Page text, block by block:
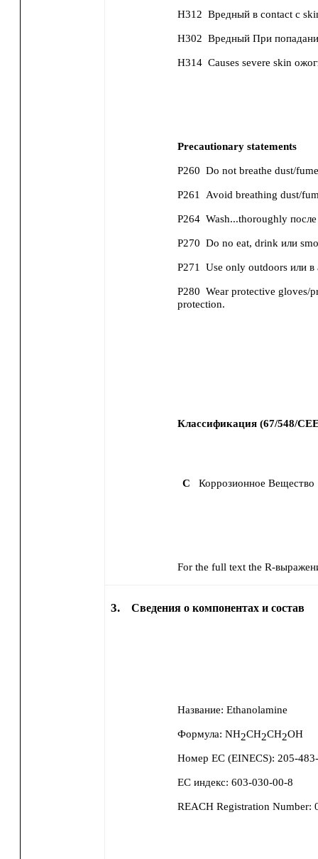
H312 Вредный в contact с
H302 Вредный При
H314 Causes severe skin
Precautionary statements
P260 Do not breathe dust/
P261 Avoid breathing dust/
P264 Wash...thoroughly
P270 Do no eat, drink или
P271 Use only outdoors или
P280 Wear protective gloves/
protection.
Классификация (67/548/
C Коррозионное Вещество
For the full text the R-
3. Сведения о компонентах и состав
Название: Ethanolamine
Формула: NH2CH2CH2OH
Номер ЕС (EINECS): 205-
ЕС индекс: 603-030-00-8
REACH Registration Number: